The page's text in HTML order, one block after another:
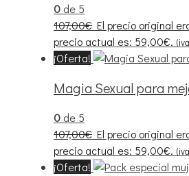
0 de 5
107,00€ El precio original
precio actual es: 59,00€.
¡Oferta!
Magia Sexual para
0 de 5
107,00€ El precio original
precio actual es: 59,00€.
¡Oferta!